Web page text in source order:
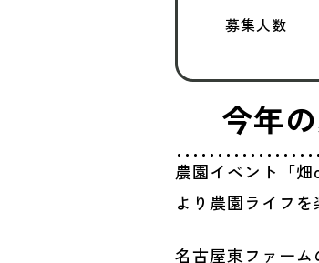
募集人数
今年
農園イベント「
より農園ライフ
名古屋東ファー